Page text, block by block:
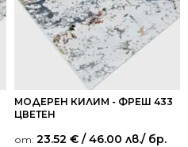
МОДЕРЕН КИЛИМ - ФРЕШ 433
ЦВЕТЕН
от: 23.52 € / 46.00 лв./ бр.